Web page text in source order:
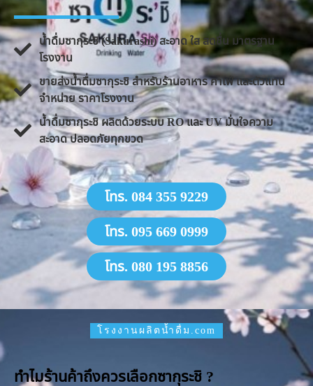
น้ำดื่มซากุระชิ (Sakurashi) สะอาด ใส สดชื่น มาตรฐาน
โรงงาน
ขายส่งน้ำดื่มซากุระชิ สำหรับร้านอาหาร คาเฟ่ และตัวแทน
จำหน่าย ราคาโรงงาน
น้ำดื่มซากุระชิ ผลิตด้วยระบบ RO และ UV มั่นใจความ
สะอาด ปลอดภัยทุกขวด
โทร. 084 355 9229
โทร. 095 669 0999
โทร. 080 195 8856
โรงงานผลิตน้ำดื่ม.com
ทำไมร้านค้าถึงควรเลือกซากุระชิ ?